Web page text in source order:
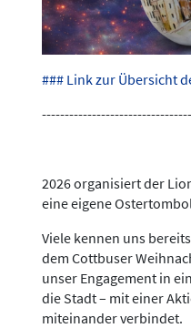
### Link zur Übersicht
2026 organisiert der
eine eigene
Viele kennen uns
dem Cottbuser
unser Engagement in
die Stadt – mit einer
miteinander verbindet.